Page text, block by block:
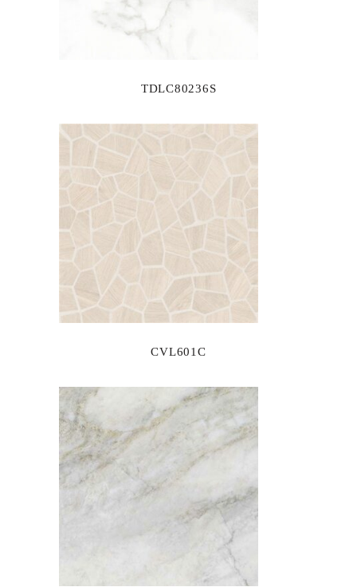
TDLC80236S
CVL601C